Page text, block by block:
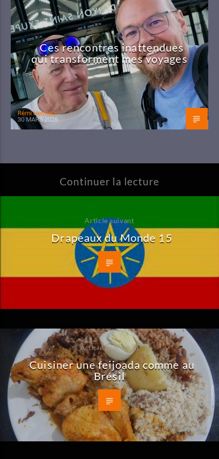
Ces rencontres inattendues
qui transforment mes voyages
Rémi Hermetz
30 MARS 2026
Continuer la lecture
Article suivant
Drapeaux du Monde 15
Article précédent
Cuisiner une feijoada comme au
Brésil